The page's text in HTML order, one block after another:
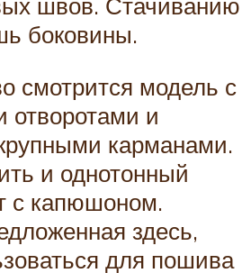
боковины.
смотрится модель с
отворотами и
карманами.
и однотонный
с капюшоном.
здесь,
для пошива